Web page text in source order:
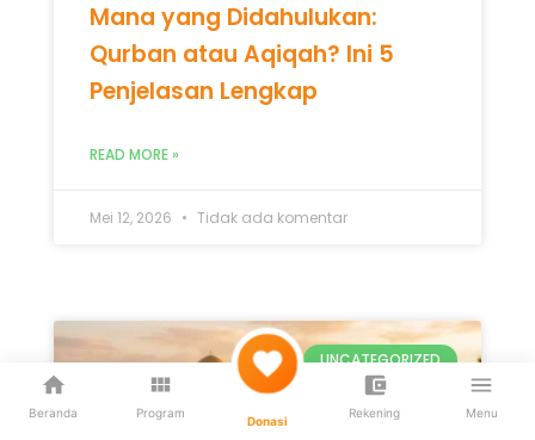
Mana yang Didahulukan:
Qurban atau Aqiqah? Ini 5
Penjelasan Lengkap
READ MORE »
Mei 12, 2026 Tidak ada komentar
UNCATEGORIZED
Beranda Program
Donasi
Rekening Menu